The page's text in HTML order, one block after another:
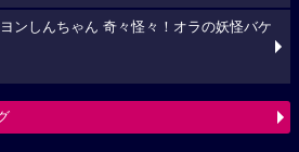
ンしんちゃん 奇々怪々！オラの妖怪バケ